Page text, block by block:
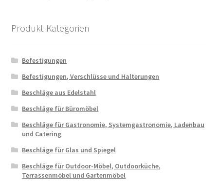
Produkt-Kategorien
Befestigungen
Befestigungen, Verschlüsse und Halterungen
Beschläge aus Edelstahl
Beschläge für Büromöbel
Beschläge für Gastronomie, Systemgastronomie, Ladenbau
und Catering
Beschläge für Glas und Spiegel
Beschläge für Outdoor-Möbel, Outdoorküche,
Terrassenmöbel und Gartenmöbel